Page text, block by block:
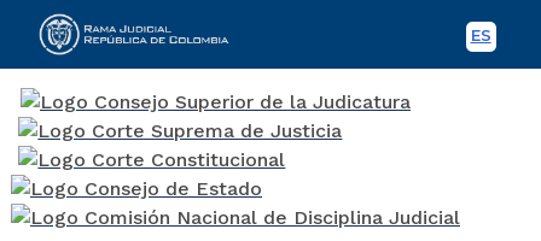
ES
Rama Judicial